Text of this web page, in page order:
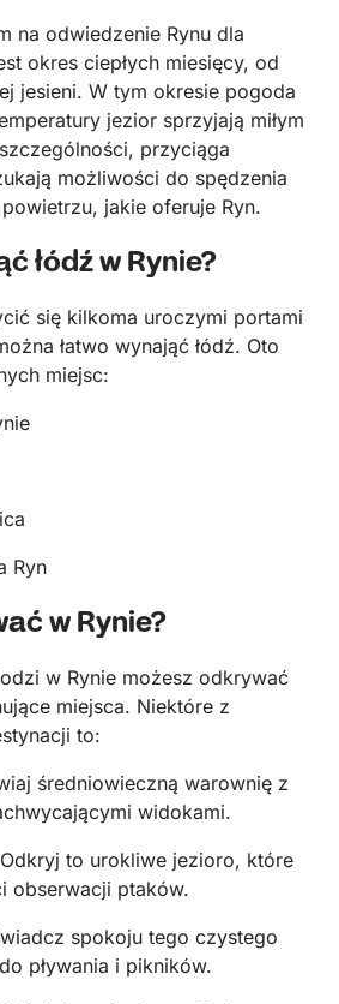
na odwiedzenie Rynu dla
okres ciepłych miesięcy, od
jesieni. W tym okresie pogoda
jezior sprzyjają miłym
przyciąga
możliwości do spędzenia
jakie oferuje Ryn.
łódź w Rynie?
się kilkoma uroczymi portami
łatwo wynająć łódź. Oto
miejsc:
Ryn
w Rynie?
w Rynie możesz odkrywać
miejsca. Niektóre z
to:
średniowieczną warownię z
widokami.
to urokliwe jezioro, które
obserwacji ptaków.
spokoju tego czystego
pływania i pikników.